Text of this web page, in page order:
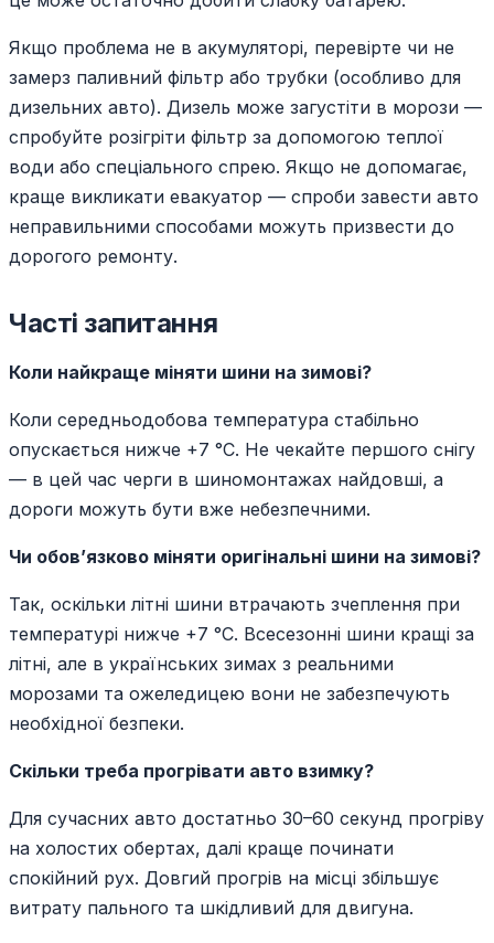
Якщо проблема не в акумуляторі, перевірте чи не
замерз паливний фільтр або трубки (особливо для
дизельних авто). Дизель може загустіти в морози —
спробуйте розігріти фільтр за допомогою теплої
води або спеціального спрею. Якщо не допомагає,
краще викликати евакуатор — спроби завести авто
неправильними способами можуть призвести до
дорогого ремонту.
Часті запитання
Коли найкраще міняти шини на зимові?
Коли середньодобова температура стабільно
опускається нижче +7 °C. Не чекайте першого снігу
— в цей час черги в шиномонтажах найдовші, а
дороги можуть бути вже небезпечними.
Чи обов’язково міняти оригінальні шини на зимові?
Так, оскільки літні шини втрачають зчеплення при
температурі нижче +7 °C. Всесезонні шини кращі за
літні, але в українських зимах з реальними
морозами та ожеледицею вони не забезпечують
необхідної безпеки.
Скільки треба прогрівати авто взимку?
Для сучасних авто достатньо 30–60 секунд прогріву
на холостих обертах, далі краще починати
спокійний рух. Довгий прогрів на місці збільшує
витрату пального та шкідливий для двигуна.